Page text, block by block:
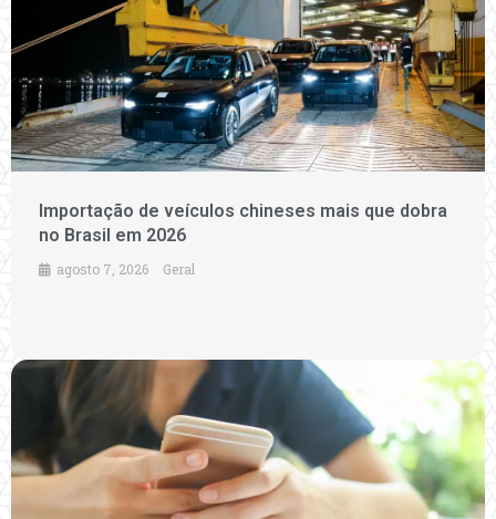
Importação de veículos chineses mais que dobra
no Brasil em 2026
agosto 7, 2026 Geral